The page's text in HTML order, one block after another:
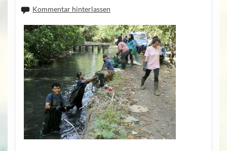
Kommentar hinterlassen